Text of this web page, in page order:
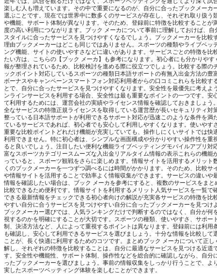
楽しむ人も増えています。その中で重要になるのが、自分に合ったブックメーカ
選ぶことです。現在では世界中に数多くのサービスが存在し、それぞれ取り扱う
や機能、サポート体制が異なります。そのため、登録前に特徴を比較することが
度の高い利用につながります。ブック メーカについて事前に理解しておけば、自
スタイルに合ったサービスを見つけやすくなるでしょう。ブックメーカーを比較
理由ブックメーカーはどこも同じではありません。スポーツの種類やライブベッ
ング機能、サイトの使いやすさなどに違いがあります。サービスごとの特徴を比
たい方は、こちらの【ブック メーカ】も参考になります。初心者にも分かりやす
報が整理されているため、比較検討を進める際に役立つでしょう。比較する際の
ックポイント対応しているスポーツの種類日本語サポートの有無入出金方法の豊
ボーナスやキャンペーンスマートフォン対応利用者からの口コミこれらを比較す
とで、自分に合ったサービスを見つけやすくなります。安全性を最優先に考えよ
ンラインサービスを利用する場合、安全性は最も重要なポイントの一つです。安
て利用するためには、運営会社の実績やライセンス情報を確認しておきましょう
全なサービスの特徴正規ライセンスを取得している運営歴が長いセキュリティ対
整っている日本語サポートが利用できるサポート対応が迅速このような条件を満
ているサービスであれば、初心者でも安心して利用しやすくなります。使いやす
重要な比較ポイントどれだけ機能が充実していても、操作しにくいサイトでは快
利用できません。特に初心者は、シンプルな画面構成や分かりやすい操作性を重
ると良いでしょう。注目したい便利な機能ライブベッティングモバイルアプリ対
富なスポーツカテゴリースムーズな入出金リアルタイム情報の表示これらの機能
っていると、スポーツ観戦をさらに楽しめます。情報サイトを活用するメリット
くのブックメーカーを一つずつ調べるには時間がかかります。そのため、比較サ
や情報サイトを活用することで効率よく情報収集ができます。サービスの違いや
情報を確認したい場合は、ブック メーカを参考にすると、複数のサービスをまと
比較できるため便利です。情報サイトを利用するメリット人気サービスを一覧で
できる最新情報をチェックできる初心者向けの解説が充実各サービスの特徴を比
やすい自分に合うサービスを見つけやすい自分に合ったブックメーカーを見つけ
ブックメーカー選びでは、人気ランキングだけで判断するのではなく、自分が何
視するのかを明確にすることが大切です。スポーツの種類、使いやすさ、サポー
制、決済方法など、人によって重視するポイントは異なります。登録前には利用
も確認し、安心して利用できるサービスを選びましょう。十分な情報を比較して
ことが、長く快適に利用するためのコツです。まとめブック メーカについて正し
解し、それぞれの特徴を比較することは、自分に最適なサービスを見つける近道
す。安全性や機能性、サポート体制、操作性などを総合的に確認しながら、自分
ったブックメーカーを選びましょう。事前の情報収集をしっかり行うことで、よ
実したスポーツベッティング体験を楽しむことができます。